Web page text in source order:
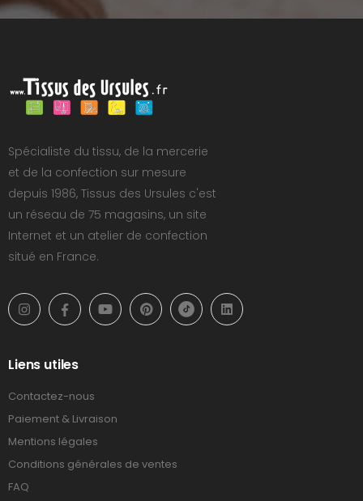
Spécialiste du tissu, de la mercerie
et de la confection sur mesure
depuis 1986, Tissus des Ursules c'est
un réseau de 75 magasins, un site
Internet et un atelier de confection
situé en France.
Liens utiles
Contactez-nous
Paiement & Livraison
Mentions légales
Conditions générales de ventes
FAQ